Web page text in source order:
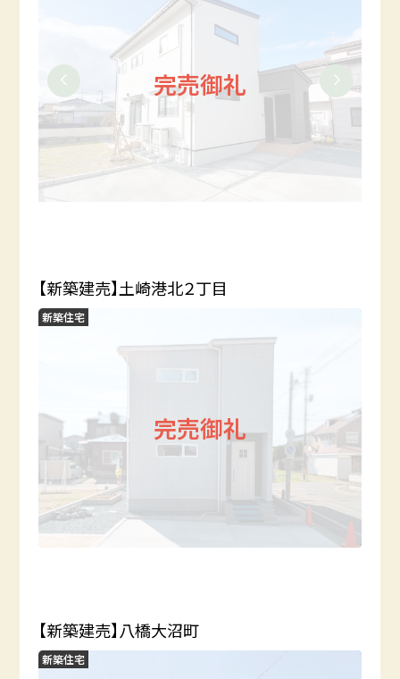
完売御礼
【新築建売】土崎港北２丁目
新築住宅
完売御礼
【新築建売】八橋大沼町
新築住宅